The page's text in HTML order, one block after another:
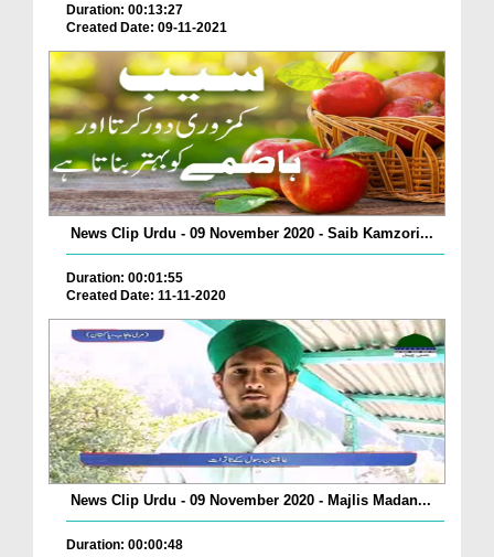
Duration: 00:13:27
Created Date: 09-11-2021
News Clip Urdu - 09 November 2020 - Saib Kamzori...
Duration: 00:01:55
Created Date: 11-11-2020
News Clip Urdu - 09 November 2020 - Majlis Madan...
Duration: 00:00:48